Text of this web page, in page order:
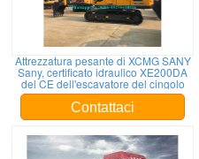
Attrezzatura pesante di XCMG SANY
Sany, certificato idraulico XE200DA
del CE dell'escavatore del cingolo
Contattaci